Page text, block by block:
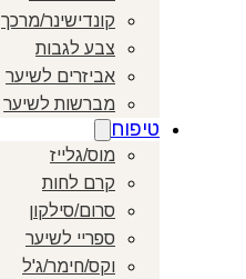
קונדישינר/מרכך
צבע לגבות
אביזרים לשיער
מברשות לשיער
טיפוח
מוס/גלייז
קרם לחות
סרום/סילקון
ספריי לשיער
וקס/חימר/ג'ל